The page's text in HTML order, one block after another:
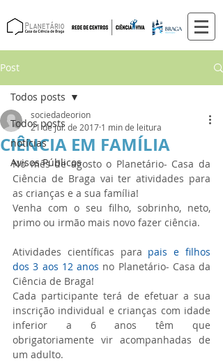
Post
Todos posts
notícias
Avisos Públicos
Todos posts
CIÊNCIA EM FAMÍLIA
sociedadeorion
21 de jul. de 2017 1 min de leitura
No mês de agosto o Planetário- Casa da
Ciência de Braga vai ter atividades para
as crianças e a sua família!
Venha com o seu filho, sobrinho, neto,
primo ou irmão mais novo fazer ciência.
Atividades científicas para pais e filhos
dos 3 aos 12 anos no Planetário- Casa da
Ciência de Braga!
Cada participante terá de efetuar a sua
inscrição individual e crianças com idade
inferior a 6 anos têm que
obrigatoriamente vir acompanhadas de
um adulto.